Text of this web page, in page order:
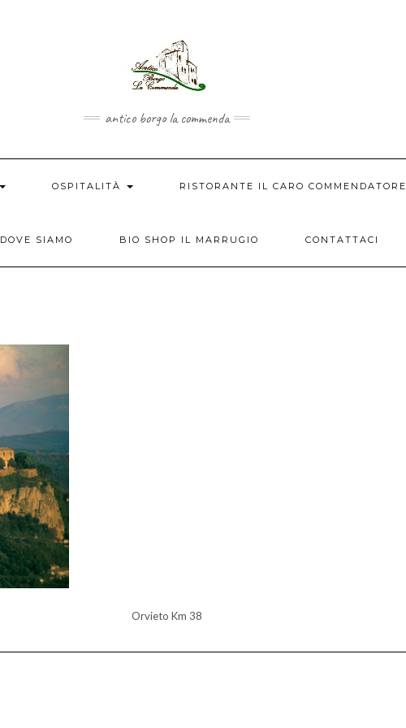
antico borgo la commenda
OSPITALITÀ RISTORANTE IL CARO COMMENDATORE
DOVE SIAMO BIO SHOP IL MARRUGIO CONTATTACI
Orvieto Km 38